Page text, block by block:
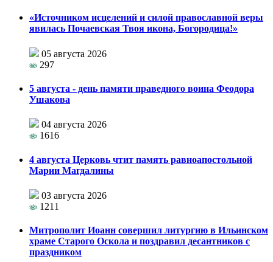
«Источником исцелений и силой православной веры
явилась Почаевская Твоя икона, Богородица!»
05 августа 2026
297
5 августа - день памяти праведного воина Феодора
Ушакова
04 августа 2026
1616
4 августа Церковь чтит память равноапостольной
Марии Магдалины
03 августа 2026
1211
Митрополит Иоанн совершил литургию в Ильинском
храме Старого Оскола и поздравил десантников с
праздником